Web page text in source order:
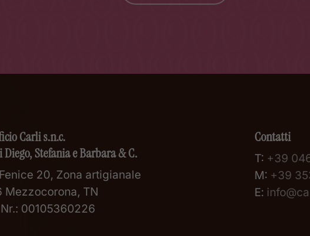
Carli s.n.c.
Stefania e Barbara & C.
20, Zona artigianale
Mezzocorona, TN
00105360226
Contatti
T: +39
M: +39
E: